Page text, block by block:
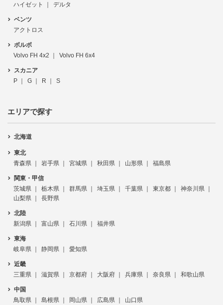
ハイゼット
デルタ
ベンツ
アクトロス
ボルボ
Volvo FH 4x2
Volvo FH 6x4
スカニア
P
G R S
エリアで探す
北海道
東北
青森県
岩手県 宮城県 秋田県 山形県 福島県
関東・甲信
茨城県
栃木県 群馬県 埼玉県 千葉県 東京都
神奈川県
山梨県
長野県
北陸
新潟県
富山県 石川県 福井県
東海
岐阜県
静岡県 愛知県
近畿
三重県
滋賀県 京都府 大阪府 兵庫県 奈良県 和歌山県
中国
鳥取県
島根県 岡山県 広島県 山口県